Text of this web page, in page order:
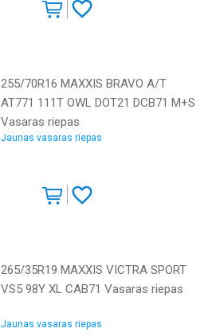
255/70R16 MAXXIS BRAVO A/T
AT771 111T OWL DOT21 DCB71 M+S
Vasaras riepas
Jaunas vasaras riepas
265/35R19 MAXXIS VICTRA SPORT
VS5 98Y XL CAB71 Vasaras riepas
Jaunas vasaras riepas